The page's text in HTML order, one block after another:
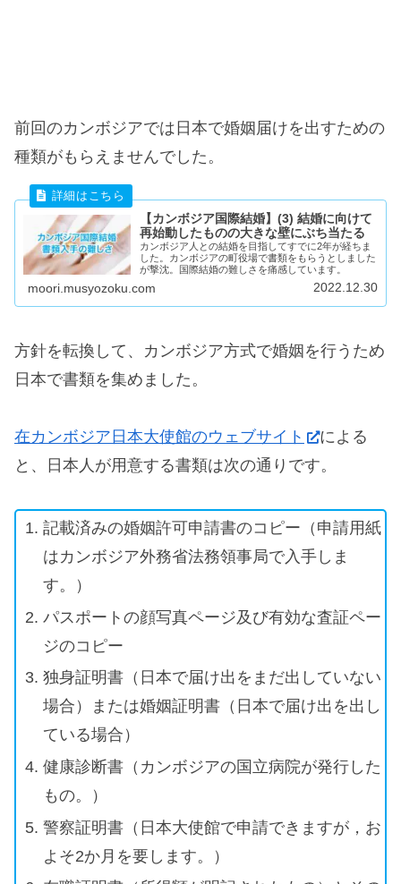
前回のカンボジアでは日本で婚姻届けを出すための
種類がもらえませんでした。
【カンボジア国際結婚】(3) 結婚に向けて
再始動したものの大きな壁にぶち当たる
カンボジア人との結婚を目指してすでに2年が経ちま
した。カンボジアの町役場で書類をもらうとしました
が撃沈。国際結婚の難しさを痛感しています。
moori.musyozoku.com 2022.12.30
方針を転換して、カンボジア方式で婚姻を行うため
日本で書類を集めました。
在カンボジア日本大使館のウェブサイト
による
と、日本人が用意する書類は次の通りです。
記載済みの婚姻許可申請書のコピー（申請用紙
はカンボジア外務省法務領事局で入手しま
す。）
パスポートの顔写真ページ及び有効な査証ペー
ジのコピー
独身証明書（日本で届け出をまだ出していない
場合）または婚姻証明書（日本で届け出を出し
ている場合）
健康診断書（カンボジアの国立病院が発行した
もの。）
警察証明書（日本大使館で申請できますが，お
よそ2か月を要します。）